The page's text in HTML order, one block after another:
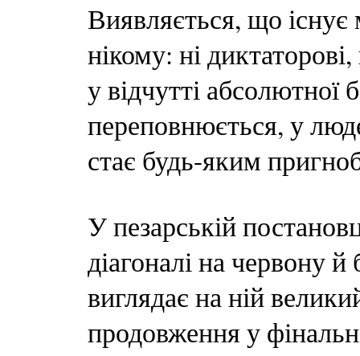
Виявляється, що
нікому: ні
у відчутті абсолютної
переповнюється, у
стає будь-яким
У пезарській
діагоналі на червону
виглядає на ній
продовження у